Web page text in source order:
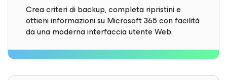
Crea criteri di backup, completa ripristini e
ottieni informazioni su Microsoft 365 con facilità
da una moderna interfaccia utente Web.